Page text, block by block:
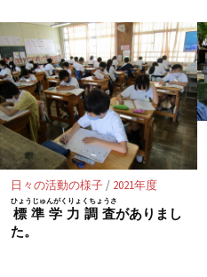
日々の活動の様子/ 2021年度
標準学力調査
ひょうじゅんがくりょくちょうさ
がありまし
た。